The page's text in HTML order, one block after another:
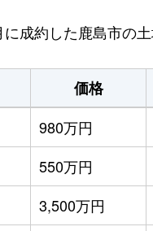
成約した鹿島市の土
価格
980万円
550万円
3,500万円